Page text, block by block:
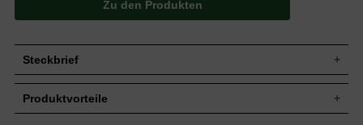
Zu den Produkten
Steckbrief
Zuwachs
Produktvorteile